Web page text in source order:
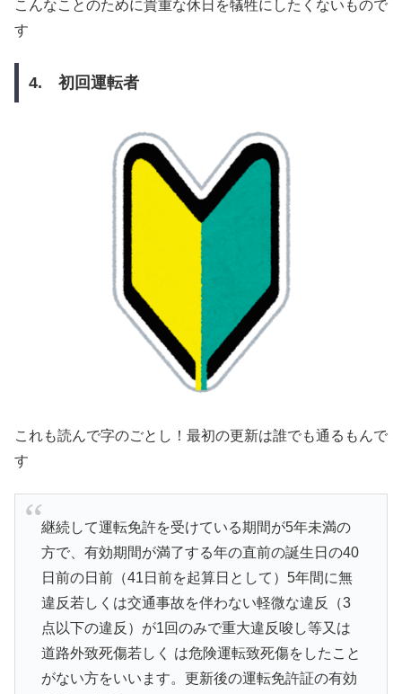
こんなことのために貴重な休日を犠牲にしたくないもので
す
4. 初回運転者
これも読んで字のごとし！最初の更新は誰でも通るもんで
す
継続して運転免許を受けている期間が5年未満の
方で、有効期間が満了する年の直前の誕生日の40
日前の日前（41日前を起算日として）5年間に無
違反若しくは交通事故を伴わない軽微な違反（3
点以下の違反）が1回のみで重大違反唆し等又は
道路外致死傷若しく は危険運転致死傷をしたこと
がない方をいいます。更新後の運転免許証の有効